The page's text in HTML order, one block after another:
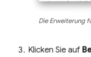
Die Erweiterung
Klicken Sie auf